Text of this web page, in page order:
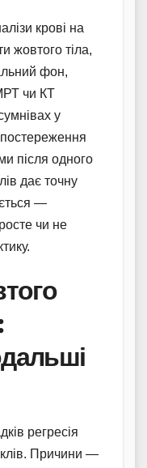
крові на
жовтого тіла,
фон,
чи КТ
у
після одного
дає точну
—
чи не
регресія
Причини —